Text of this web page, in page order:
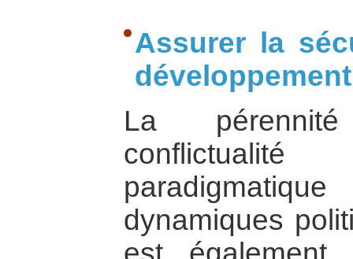
Assurer la
développement
La
dynamiques